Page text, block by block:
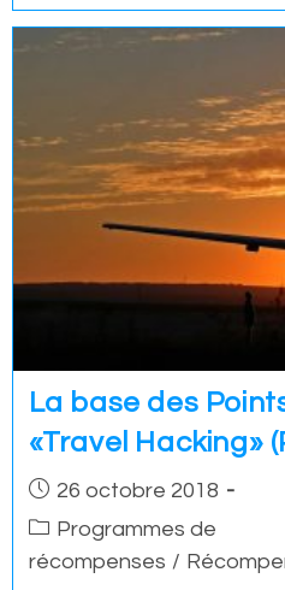
La base des
«Travel Hacking»
Post26 octobre 2018
PostProgrammes de
récompenses /